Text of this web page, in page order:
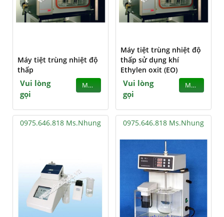
Máy tiệt trùng nhiệt độ
thấp
Vui lòng
gọi
MUA
Máy tiệt trùng nhiệt độ
thấp sử dụng khí
Ethylen oxit (EO)
Vui lòng
gọi
MUA
0975.646.818 Ms.Nhung 0975.646.818 Ms.Nhung